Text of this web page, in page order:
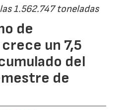
1.562.747 toneladas
de
un 7,5
del
de